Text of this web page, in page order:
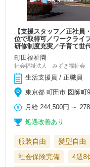
【支援スタッフ／正社
位で取得可／ワークライ
研修制度充実／子育て世
町田福祉園
社会福祉法人 みずき福祉会
生活支援員 / 正職員
東京都 町田市 図師町
月給 244,500円 ～
処遇改善あり
服装自由 髪型自由
社会保険完備
4週8